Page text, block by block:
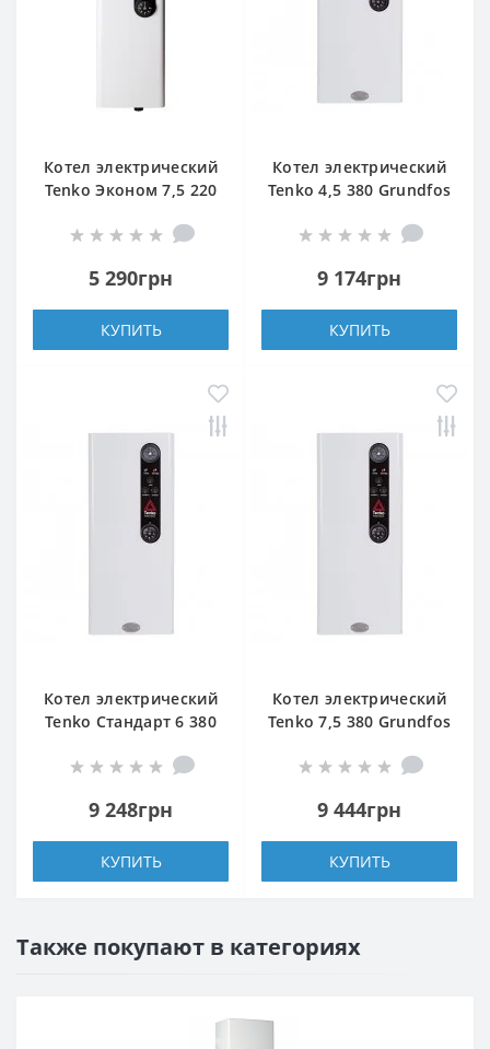
Котел электрический
Tenko Эконом 7,5 220
5 290грн
КУПИТЬ
Котел электрический
Tenko 4,5 380 Grundfos
9 174грн
КУПИТЬ
Котел электрический
Tenko Стандарт 6 380
9 248грн
КУПИТЬ
Котел электрический
Tenko 7,5 380 Grundfos
9 444грн
КУПИТЬ
Также покупают в категориях